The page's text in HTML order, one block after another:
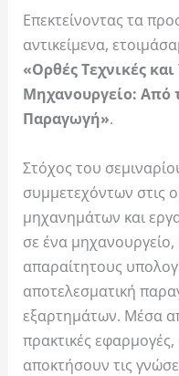
Επεκτείνοντας τα
αντικείμενα,
«Ορθές Τεχνικές
Μηχανουργείο: Από
Παραγωγή».
Στόχος του
συμμετεχόντων στις
μηχανημάτων και
σε ένα
απαραίτητους
αποτελεσματική
εξαρτημάτων. Μέσα
πρακτικές
αποκτήσουν τις